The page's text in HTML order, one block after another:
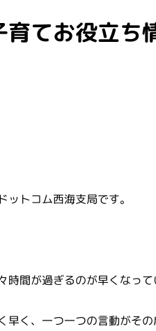
育てお役立ち
ットコム西海支局です。
時間が過ぎるのが早くなって
早く、一つ一つの言動がそ